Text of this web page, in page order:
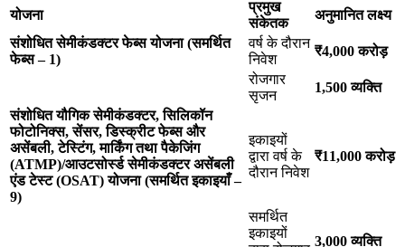
योजना
प्रमुख
संकेतक
अनुमानित लक्ष्य
संशोधित सेमीकंडक्टर फेब्स योजना (समर्थित
फेब्स – 1)
वर्ष के दौरान
निवेश
₹4,000करोड़
रोजगार
सृजन
1,500व्यक्ति
संशोधित यौगिक सेमीकंडक्टर, सिलिकॉन
फोटोनिक्स, सेंसर, डिस्क्रीट फेब्स और
असेंबली, टेस्टिंग, मार्किंग तथा पैकेजिंग
(ATMP)/आउटसोर्स्ड सेमीकंडक्टर असेंबली
एंड टेस्ट (OSAT) योजना (समर्थित इकाइयाँ –
9)
इकाइयों
द्वारा वर्ष के
दौरान निवेश
₹11,000करोड़
समर्थित
इकाइयों
3,000व्यक्ति